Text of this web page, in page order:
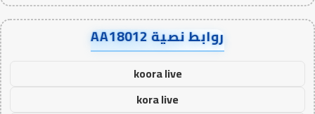
روابط نصية AA18012
koora live
kora live